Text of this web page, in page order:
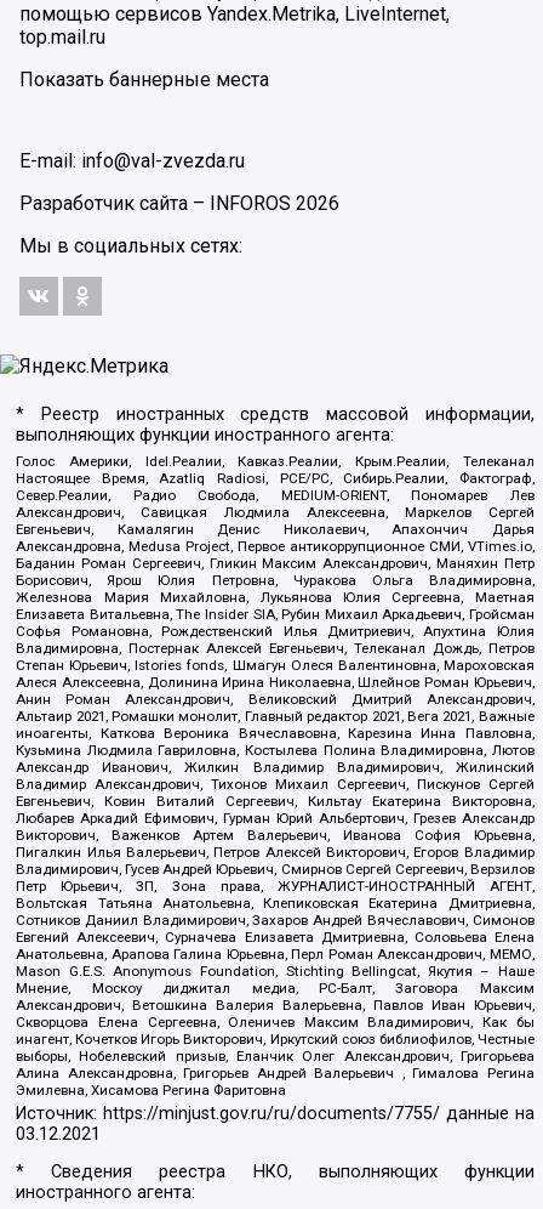
помощью сервисов Yandex.Metrika, LiveInternet,
top.mail.ru
Показать баннерные места
E-mail: info@val-zvezda.ru
Разработчик сайта –
INFOROS 2026
Мы в социальных сетях:
* Реестр иностранных средств массовой информации,
выполняющих функции иностранного агента:
Голос Америки, Idel.Реалии, Кавказ.Реалии, Крым.Реалии, Телеканал
Настоящее Время, Azatliq Radiosi, PCE/PC, Сибирь.Реалии, Фактограф,
Север.Реалии, Радио Свобода, MEDIUM-ORIENT, Пономарев Лев
Александрович, Савицкая Людмила Алексеевна, Маркелов Сергей
Евгеньевич, Камалягин Денис Николаевич, Апахончич Дарья
Александровна, Medusa Project, Первое антикоррупционное СМИ, VTimes.io,
Баданин Роман Сергеевич, Гликин Максим Александрович, Маняхин Петр
Борисович, Ярош Юлия Петровна, Чуракова Ольга Владимировна,
Железнова Мария Михайловна, Лукьянова Юлия Сергеевна, Маетная
Елизавета Витальевна, The Insider SIA, Рубин Михаил Аркадьевич, Гройсман
Софья Романовна, Рождественский Илья Дмитриевич, Апухтина Юлия
Владимировна, Постернак Алексей Евгеньевич, Телеканал Дождь, Петров
Степан Юрьевич, Istories fonds, Шмагун Олеся Валентиновна, Мароховская
Алеся Алексеевна, Долинина Ирина Николаевна, Шлейнов Роман Юрьевич,
Анин Роман Александрович, Великовский Дмитрий Александрович,
Альтаир 2021, Ромашки монолит, Главный редактор 2021, Вега 2021, Важные
иноагенты, Каткова Вероника Вячеславовна, Карезина Инна Павловна,
Кузьмина Людмила Гавриловна, Костылева Полина Владимировна, Лютов
Александр Иванович, Жилкин Владимир Владимирович, Жилинский
Владимир Александрович, Тихонов Михаил Сергеевич, Пискунов Сергей
Евгеньевич, Ковин Виталий Сергеевич, Кильтау Екатерина Викторовна,
Любарев Аркадий Ефимович, Гурман Юрий Альбертович, Грезев Александр
Викторович, Важенков Артем Валерьевич, Иванова София Юрьевна,
Пигалкин Илья Валерьевич, Петров Алексей Викторович, Егоров Владимир
Владимирович, Гусев Андрей Юрьевич, Смирнов Сергей Сергеевич, Верзилов
Петр Юрьевич, ЗП, Зона права, ЖУРНАЛИСТ-ИНОСТРАННЫЙ АГЕНТ,
Вольтская Татьяна Анатольевна, Клепиковская Екатерина Дмитриевна,
Сотников Даниил Владимирович, Захаров Андрей Вячеславович, Симонов
Евгений Алексеевич, Сурначева Елизавета Дмитриевна, Соловьева Елена
Анатольевна, Арапова Галина Юрьевна, Перл Роман Александрович, МЕМО,
Mason G.E.S. Anonymous Foundation, Stichting Bellingcat, Якутия – Наше
Мнение, Москоу диджитал медиа, РС-Балт, Заговора Максим
Александрович, Ветошкина Валерия Валерьевна, Павлов Иван Юрьевич,
Скворцова Елена Сергеевна, Оленичев Максим Владимирович, Как бы
инагент, Кочетков Игорь Викторович, Иркутский союз библиофилов, Честные
выборы, Нобелевский призыв, Еланчик Олег Александрович, Григорьева
Алина Александровна, Григорьев Андрей Валерьевич , Гималова Регина
Эмилевна, Хисамова Регина Фаритовна
Источник: https://minjust.gov.ru/ru/documents/7755/ данные на
03.12.2021
* Сведения реестра НКО, выполняющих функции
иностранного агента: